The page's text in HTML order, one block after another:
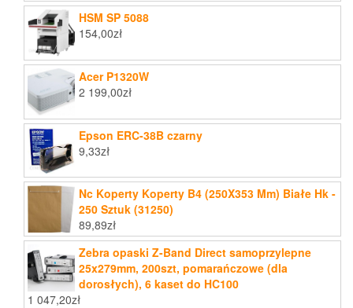
HSM SP 5088
154,00zł
Acer P1320W
2 199,00zł
Epson ERC-38B czarny
9,33zł
Nc Koperty Koperty B4 (250X353 Mm) Białe Hk -
250 Sztuk (31250)
89,89zł
Zebra opaski Z-Band Direct samoprzylepne
25x279mm, 200szt, pomarańczowe (dla
dorosłych), 6 kaset do HC100
1 047,20zł